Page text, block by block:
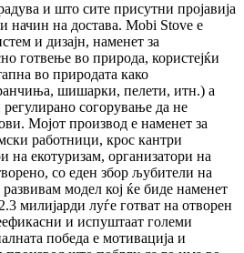
и што сите присутни пројавија
начин на достава. Mobi Stove е
и дизајн, наменет за
готвење во природа, користејќи
во природата како
шишарки, пелети, итн.) а
согорување да не
Мојот производ е наменет за
работници, крос кантри
на екотуризам, организатори на
со еден збор љубители на
модел кој ќе биде наменет
милијарди луѓе готват на отворен
и испуштаат големи
победа е мотивација и